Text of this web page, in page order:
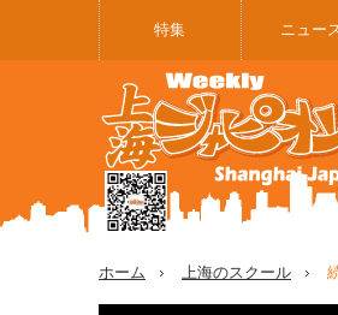
特集 ニュー
ホーム 上海のスクール